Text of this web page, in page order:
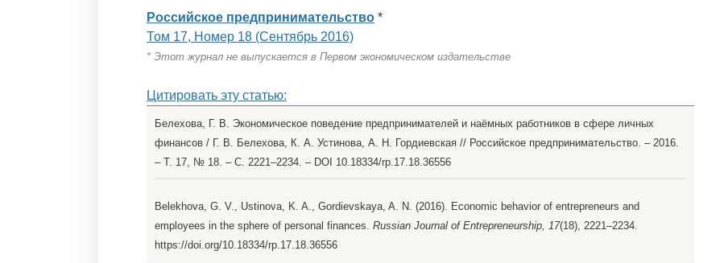
Российское предпринимательство *
Том 17, Номер 18 (Сентябрь 2016)
* Этот журнал не выпускается в Первом экономическом издательстве
Цитировать эту статью:
Белехова, Г. В. Экономическое поведение предпринимателей и наёмных работников в сфере личных
финансов / Г. В. Белехова, К. А. Устинова, А. Н. Гордиевская // Российское предпринимательство. – 2016.
– Т. 17, № 18. – С. 2221–2234. – DOI 10.18334/rp.17.18.36556
Belekhova, G. V., Ustinova, K. A., Gordievskaya, A. N. (2016). Economic behavior of entrepreneurs and
employees in the sphere of personal finances. Russian Journal of Entrepreneurship, 17(18), 2221–2234.
https://doi.org/10.18334/rp.17.18.36556